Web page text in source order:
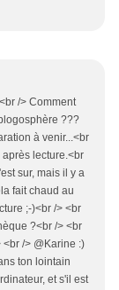
/> Comment
???
à venir...<br
après lecture.<br
sur, mais il y a
fait chaud au
;-)<br /> <br
?<br /> <br
/> @Karine :)
ton lointain
et s'il est